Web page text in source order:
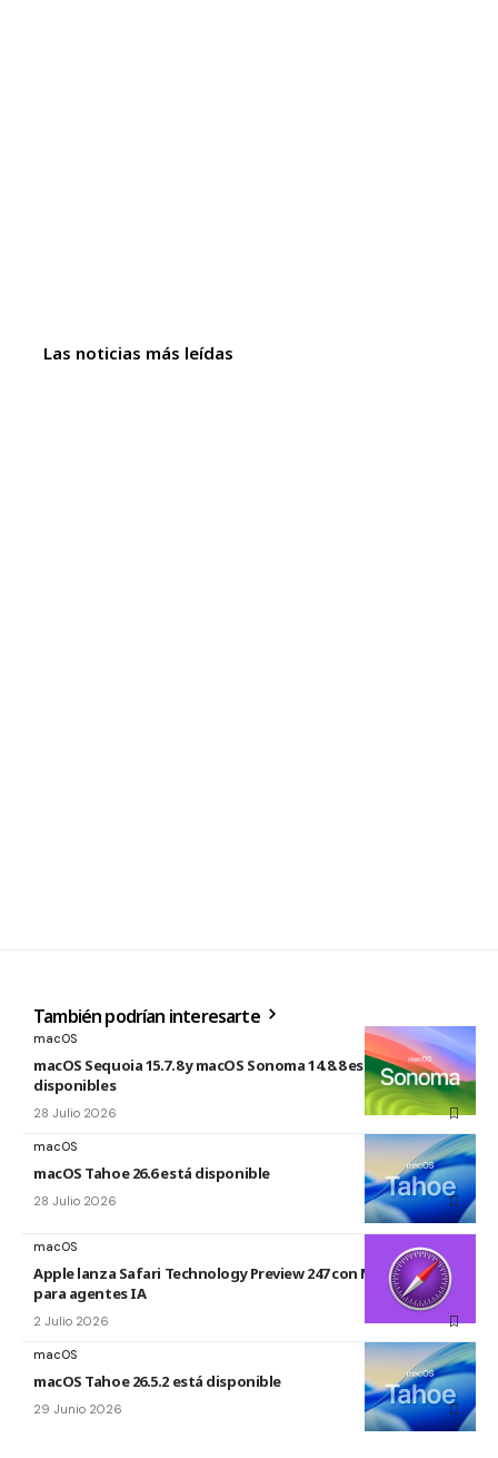
Las noticias más leídas
También podrían interesarte
macOS
macOS Sequoia 15.7.8 y macOS Sonoma 14.8.8 están
disponibles
28 Julio 2026
macOS
macOS Tahoe 26.6 está disponible
28 Julio 2026
macOS
Apple lanza Safari Technology Preview 247 con MCP Server
para agentes IA
2 Julio 2026
macOS
macOS Tahoe 26.5.2 está disponible
29 Junio 2026